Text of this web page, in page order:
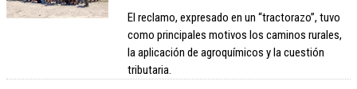
El reclamo, expresado en un “tractorazo”, tuvo
como principales motivos los caminos rurales,
la aplicación de agroquímicos y la cuestión
tributaria.